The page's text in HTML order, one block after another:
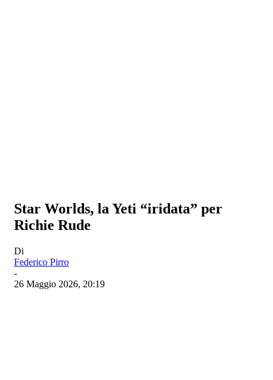
Star Worlds, la Yeti “iridata” per
Richie Rude
Di
Federico Pirro
-
26 Maggio 2026, 20:19